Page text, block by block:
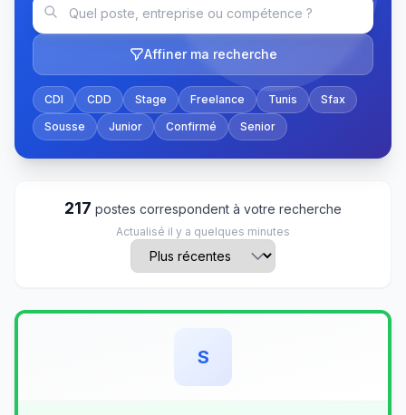
Affiner ma recherche
CDI CDD Stage Freelance Tunis
Sfax
Sousse
Junior Confirmé Senior
217 postes correspondent à votre recherche
Actualisé il y a quelques minutes
S